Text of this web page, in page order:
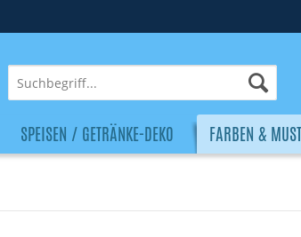
SPEISEN / GETRÄNKE-DEKO FARBEN &